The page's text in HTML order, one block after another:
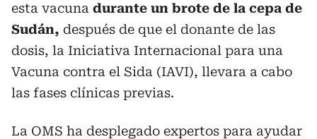
esta vacuna durante un brote de la cepa de
Sudán, después de que el donante de las
dosis, la Iniciativa Internacional para una
Vacuna contra el Sida (IAVI), llevara a cabo
las fases clínicas previas.
La OMS ha desplegado expertos para ayudar